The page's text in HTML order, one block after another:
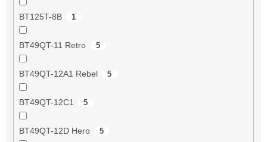
BT125T-8B 1
BT49QT-11 Retro 5
BT49QT-12A1 Rebel 5
BT49QT-12C1 5
BT49QT-12D Hero 5